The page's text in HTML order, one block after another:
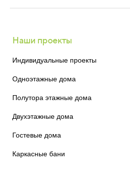
Наши проекты
Индивидуальные проекты
Одноэтажные дома
Полутора этажные дома
Двухэтажные дома
Гостевые дома
Каркасные бани